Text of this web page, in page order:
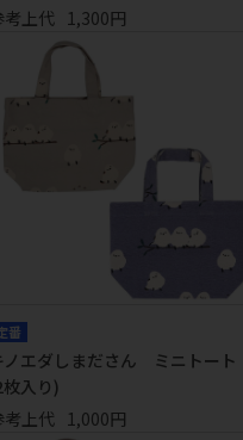
考上代 1,300円
番
ノエダしまださん ミニトート
入り)
考上代 1,000円